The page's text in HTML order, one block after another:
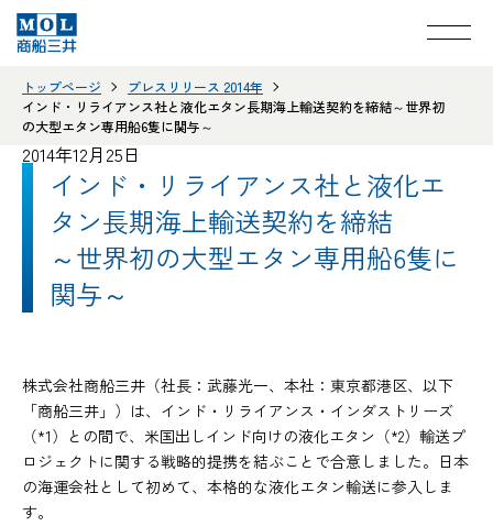
トップページ
プレスリリース 2014年
インド・リライアンス社と液化エタン長期海上輸送契約を締結～世界初
の大型エタン専用船6隻に関与～
2014年12月25日
インド・リライアンス社と液化エ
タン長期海上輸送契約を締結
～世界初の大型エタン専用船6隻に
関与～
株式会社商船三井（社長：武藤光一、本社：東京都港区、以下
「商船三井」）は、インド・リライアンス・インダストリーズ
（*1）との間で、米国出しインド向けの液化エタン（*2）輸送プ
ロジェクトに関する戦略的提携を結ぶことで合意しました。日本
の海運会社として初めて、本格的な液化エタン輸送に参入しま
す。